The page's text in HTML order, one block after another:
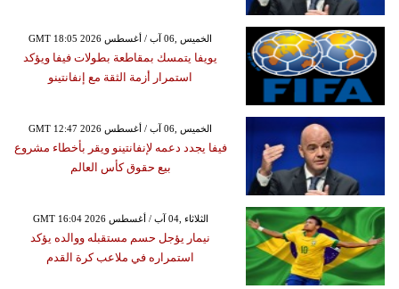
GMT 18:05 2026 الخميس ,06 آب / أغسطس
يويفا يتمسك بمقاطعة بطولات فيفا ويؤكد
استمرار أزمة الثقة مع إنفانتينو
GMT 12:47 2026 الخميس ,06 آب / أغسطس
فيفا يجدد دعمه لإنفانتينو ويقر بأخطاء مشروع
بيع حقوق كأس العالم
GMT 16:04 2026 الثلاثاء ,04 آب / أغسطس
نيمار يؤجل حسم مستقبله ووالده يؤكد
استمراره في ملاعب كرة القدم